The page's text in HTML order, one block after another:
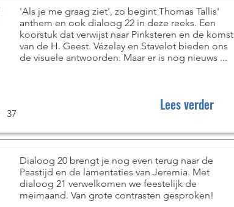
'Als je me graag ziet', zo begint Thomas Tallis'
anthem en ook dialoog 22 in deze reeks. Een
koorstuk dat verwijst naar Pinksteren en de komst
van de H. Geest. Vézelay en Stavelot bieden ons
de visuele antwoorden. Maar er is nog nieuws ...
37
Lees verder
Dialoog 20 brengt je nog even terug naar de
Paastijd en de lamentaties van Jeremia. Met
dialoog 21 verwelkomen we feestelijk de
meimaand. Van grote contrasten gesproken!